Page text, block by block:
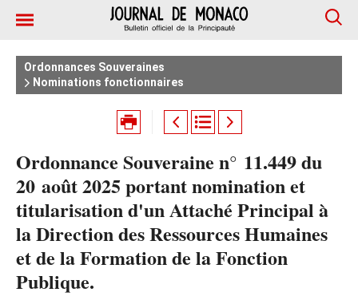
Ordonnances Souveraines
Nominations fonctionnaires
Ordonnance Souveraine n° 11.449 du
20 août 2025 portant nomination et
titularisation d'un Attaché Principal à
la Direction des Ressources Humaines
et de la Formation de la Fonction
Publique.